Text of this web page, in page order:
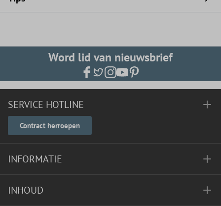
Word lid van nieuwsbrief
SERVICE HOTLINE
Contract herroepen
INFORMATIE
INHOUD